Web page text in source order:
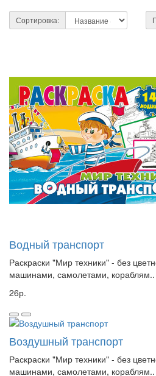
Сортировка:
Водный транспорт
Раскраски "Мир техники" - без
машинами, самолетами, кораблям..
26р.
Воздушный транспорт
Раскраски "Мир техники" - без
машинами, самолетами, кораблям..